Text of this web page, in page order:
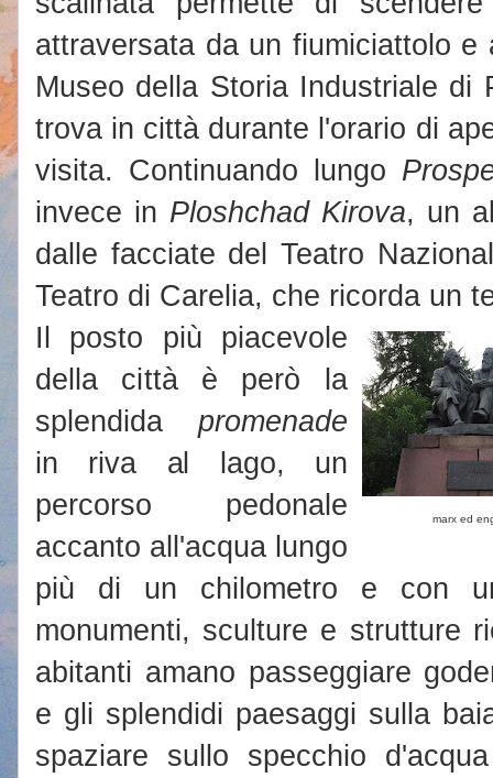
attraversata da un fiumiciattolo
Museo della Storia Industriale
trova in città durante l'orario di
visita. Continuando lungo
invece in Ploshchad Kirova, un
dalle facciate del Teatro
Teatro di Carelia, che ricorda un
marx ed
Il posto più piacevole
della città è però la
splendida promenade
in riva al lago, un
percorso pedonale
accanto all'acqua lungo
più di un chilometro e con
monumenti, sculture e strutture
abitanti amano passeggiare
e gli splendidi paesaggi sulla
spaziare sullo specchio